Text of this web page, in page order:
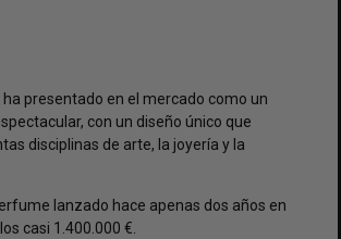
presentado en el mercado como un
con un diseño único que
disciplinas de arte, la joyería y la
lanzado hace apenas dos años en
casi 1.400.000 €.